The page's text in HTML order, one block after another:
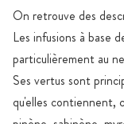
On retrouve des
Les infusions à base
particulièrement au
Ses vertus sont
qu'elles contiennent,